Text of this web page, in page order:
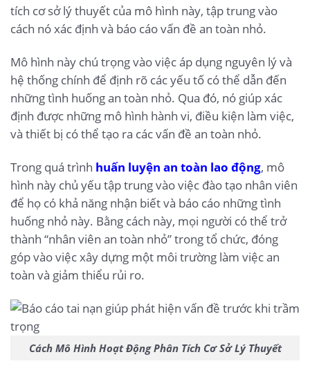
tích cơ sở lý thuyết của mô hình này, tập trung vào
cách nó xác định và báo cáo vấn đề an toàn nhỏ.
Mô hình này chú trọng vào việc áp dụng nguyên lý và
hệ thống chính để định rõ các yếu tố có thể dẫn đến
những tình huống an toàn nhỏ. Qua đó, nó giúp xác
định được những mô hình hành vi, điều kiện làm việc,
và thiết bị có thể tạo ra các vấn đề an toàn nhỏ.
Trong quá trình huấn luyện an toàn lao động, mô
hình này chủ yếu tập trung vào việc đào tạo nhân viên
để họ có khả năng nhận biết và báo cáo những tình
huống nhỏ này. Bằng cách này, mọi người có thể trở
thành “nhân viên an toàn nhỏ” trong tổ chức, đóng
góp vào việc xây dựng một môi trường làm việc an
toàn và giảm thiểu rủi ro.
Cách Mô Hình Hoạt Động Phân Tích Cơ Sở Lý Thuyết